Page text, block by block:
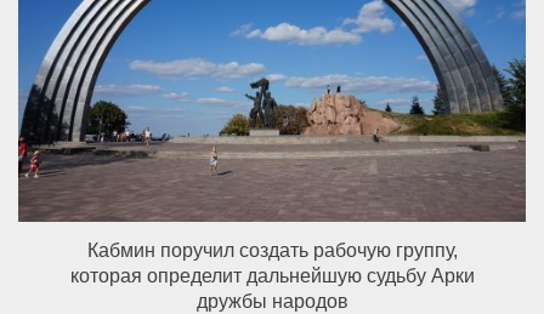
Кабмин поручил создать рабочую группу,
которая определит дальнейшую судьбу Арки
дружбы народов